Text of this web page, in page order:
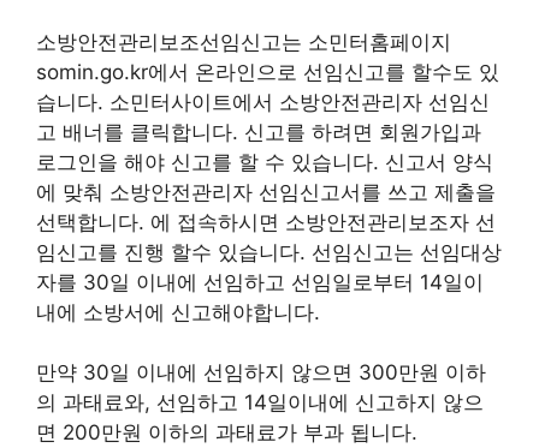
소방안전관리보조선임신고는 소민터홈페이지
somin.go.kr에서 온라인으로 선임신고를 할수도 있
습니다. 소민터사이트에서 소방안전관리자 선임신
고 배너를 클릭합니다. 신고를 하려면 회원가입과
로그인을 해야 신고를 할 수 있습니다. 신고서 양식
에 맞춰 소방안전관리자 선임신고서를 쓰고 제출을
선택합니다. 에 접속하시면 소방안전관리보조자 선
임신고를 진행 할수 있습니다. 선임신고는 선임대상
자를 30일 이내에 선임하고 선임일로부터 14일이
내에 소방서에 신고해야합니다.
만약 30일 이내에 선임하지 않으면 300만원 이하
의 과태료와, 선임하고 14일이내에 신고하지 않으
면 200만원 이하의 과태료가 부과 됩니다.